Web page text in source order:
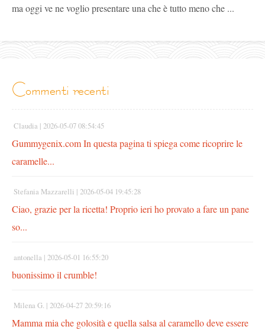
ma oggi ve ne voglio presentare una che è tutto meno che ...
commenti recenti
Claudia | 2026-05-07 08:54:45
Gummygenix.com In questa pagina ti spiega come ricoprire le
caramelle...
Stefania Mazzarelli | 2026-05-04 19:45:28
Ciao, grazie per la ricetta! Proprio ieri ho provato a fare un pane
so...
antonella | 2026-05-01 16:55:20
buonissimo il crumble!
Milena G. | 2026-04-27 20:59:16
Mamma mia che golosità e quella salsa al caramello deve essere